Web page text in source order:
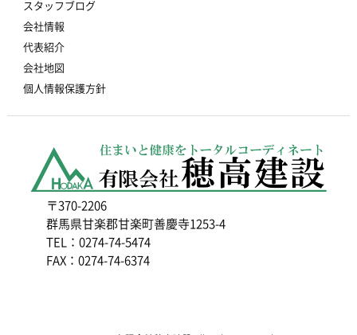
スタッフブログ
会社情報
代表紹介
会社地図
個人情報保護方針
〒370-2206
群馬県甘楽郡甘楽町善慶寺1253-4
TEL：0274-74-5474
FAX：0274-74-6374